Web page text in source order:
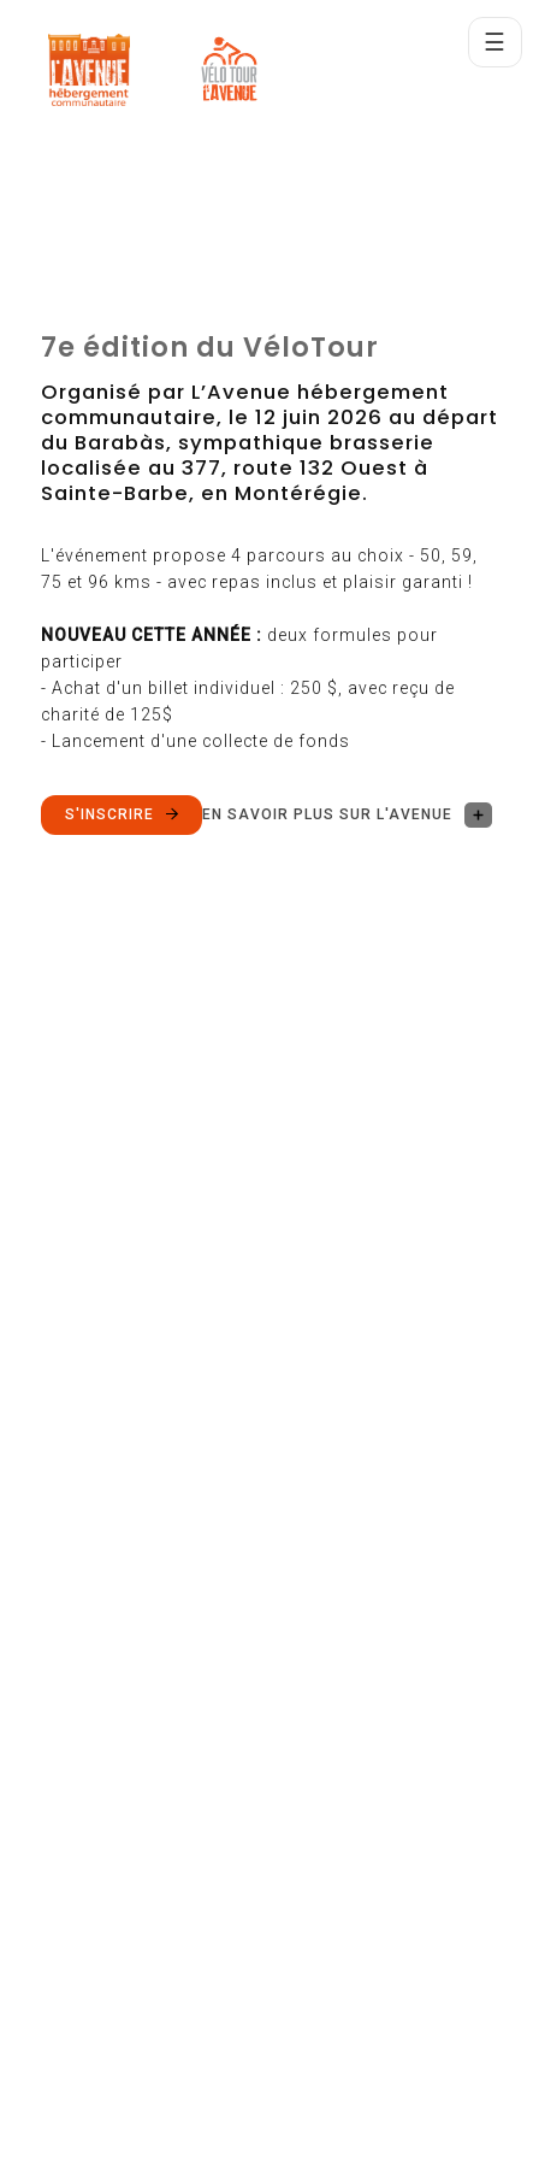
☰
7e édition du VéloTour
Organisé par L’Avenue hébergement
communautaire, le 12 juin 2026 au départ
du Barabàs, sympathique brasserie
localisée au 377, route 132 Ouest à
Sainte-Barbe, en Montérégie.
L'événement propose 4 parcours au choix - 50, 59,
75 et 96 kms - avec repas inclus et plaisir garanti !
NOUVEAU CETTE ANNÉE : deux formules pour
participer
- Achat d'un billet individuel : 250 $, avec reçu de
charité de 125$
- Lancement d'une collecte de fonds
S'INSCRIRE EN SAVOIR PLUS SUR L'AVENUE